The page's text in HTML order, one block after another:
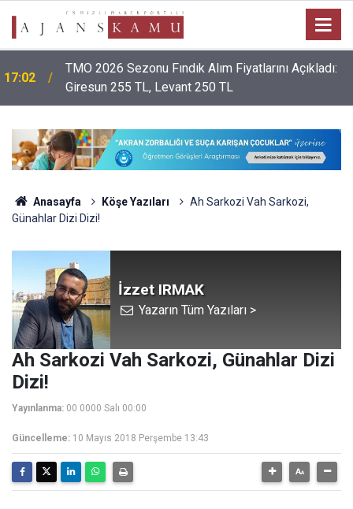
17:02
TMO 2026 Sezonu Fındık Alım Fiyatlarını Açıkladı:
Giresun 255 TL, Levant 250 TL
Anasayfa Köşe Yazıları
Ah Sarkozi Vah Sarkozi,
Günahlar Dizi Dizi!
İzzet IRMAK
Yazarın Tüm Yazıları >
Ah Sarkozi Vah Sarkozi, Günahlar Dizi
Dizi!
Yayınlanma: 00 0000 Salı 00:00
Güncelleme: 10 Mayıs 2018 Perşembe 13:43